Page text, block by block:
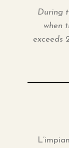
During
when
exceeds